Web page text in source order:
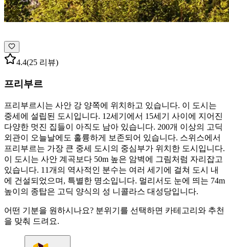
4.4(25 리뷰)
프리부르
프리부르시는 사안 강 양쪽에 위치하고 있습니다. 이 도시는
중세에 설립된 도시입니다. 12세기에서 15세기 사이에 지어진
다양한 멋진 집들이 아직도 남아 있습니다. 200개 이상의 고딕
외관이 오늘날에도 훌륭하게 보존되어 있습니다. 스위스에서
프리부르는 가장 큰 중세 도시의 중심부가 위치한 도시입니다.
이 도시는 사안 계곡보다 50m 높은 암벽에 그림처럼 자리잡고
있습니다. 11개의 역사적인 분수는 여러 세기에 걸쳐 도시 내
에 건설되었으며, 특별한 명소입니다. 멀리서도 눈에 띄는 74m
높이의 종탑은 고딕 양식의 성 니콜라스 대성당입니다.
어떤 기분을 원하시나요? 분위기를 선택하면 카테고리와 추천
을 맞춰 드려요.